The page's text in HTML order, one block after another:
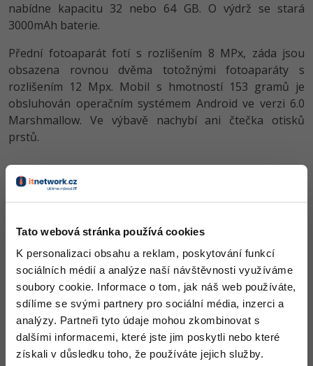
Tato webová stránka používá cookies
K personalizaci obsahu a reklam, poskytování funkcí
sociálních médií a analýze naší návštěvnosti využíváme
soubory cookie. Informace o tom, jak náš web používáte,
sdílíme se svými partnery pro sociální média, inzerci a
analýzy. Partneři tyto údaje mohou zkombinovat s
dalšími informacemi, které jste jim poskytli nebo které
získali v důsledku toho, že používáte jejich služby.
nabídne kapacitu 32 nebo 64 GB. O výdrž se stará
3000mAh baterie.
Přední fotoaparát fotí s rozlišením 8 MPx, záda jsou
obsazena rovnou dvěma totožnými fotoaparáty s
rozlišením 12 Mpx. Mobil s hmotností 153 gramů je
obsluhován operačním systémem Android ve verzi 6.0
Marshmallow. Ve výbavě nachybí ani čtečka otisků
prstů.